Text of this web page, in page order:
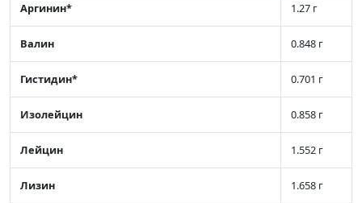
Аргинин* 1.27 г
Валин 0.848 г
Гистидин* 0.701 г
Изолейцин 0.858 г
Лейцин 1.552 г
Лизин 1.658 г